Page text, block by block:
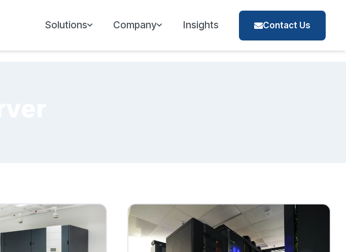
Solutions Company Insights Contact Us